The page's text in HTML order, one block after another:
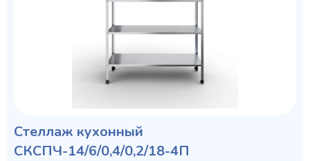
Стеллаж кухонный
СКСПЧ-14/6/0,4/0,2/18-4П